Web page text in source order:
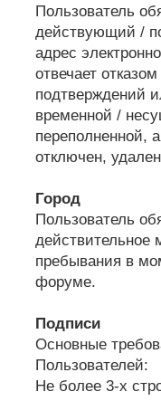
Пользователь
действующий /
адрес
отвечает
подтверждений
временной /
переполненной,
отключен,
Город
Пользователь
действительное
пребывания в
форуме.
Подписи
Основные
Пользователей:
Не более 3-х